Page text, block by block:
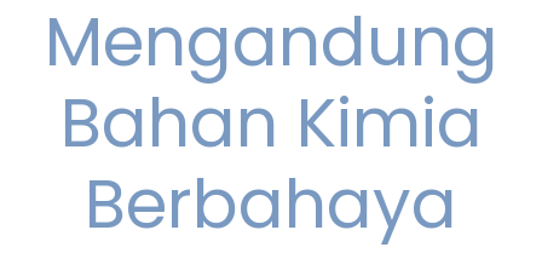
Mengandung
Bahan Kimia
Berbahaya